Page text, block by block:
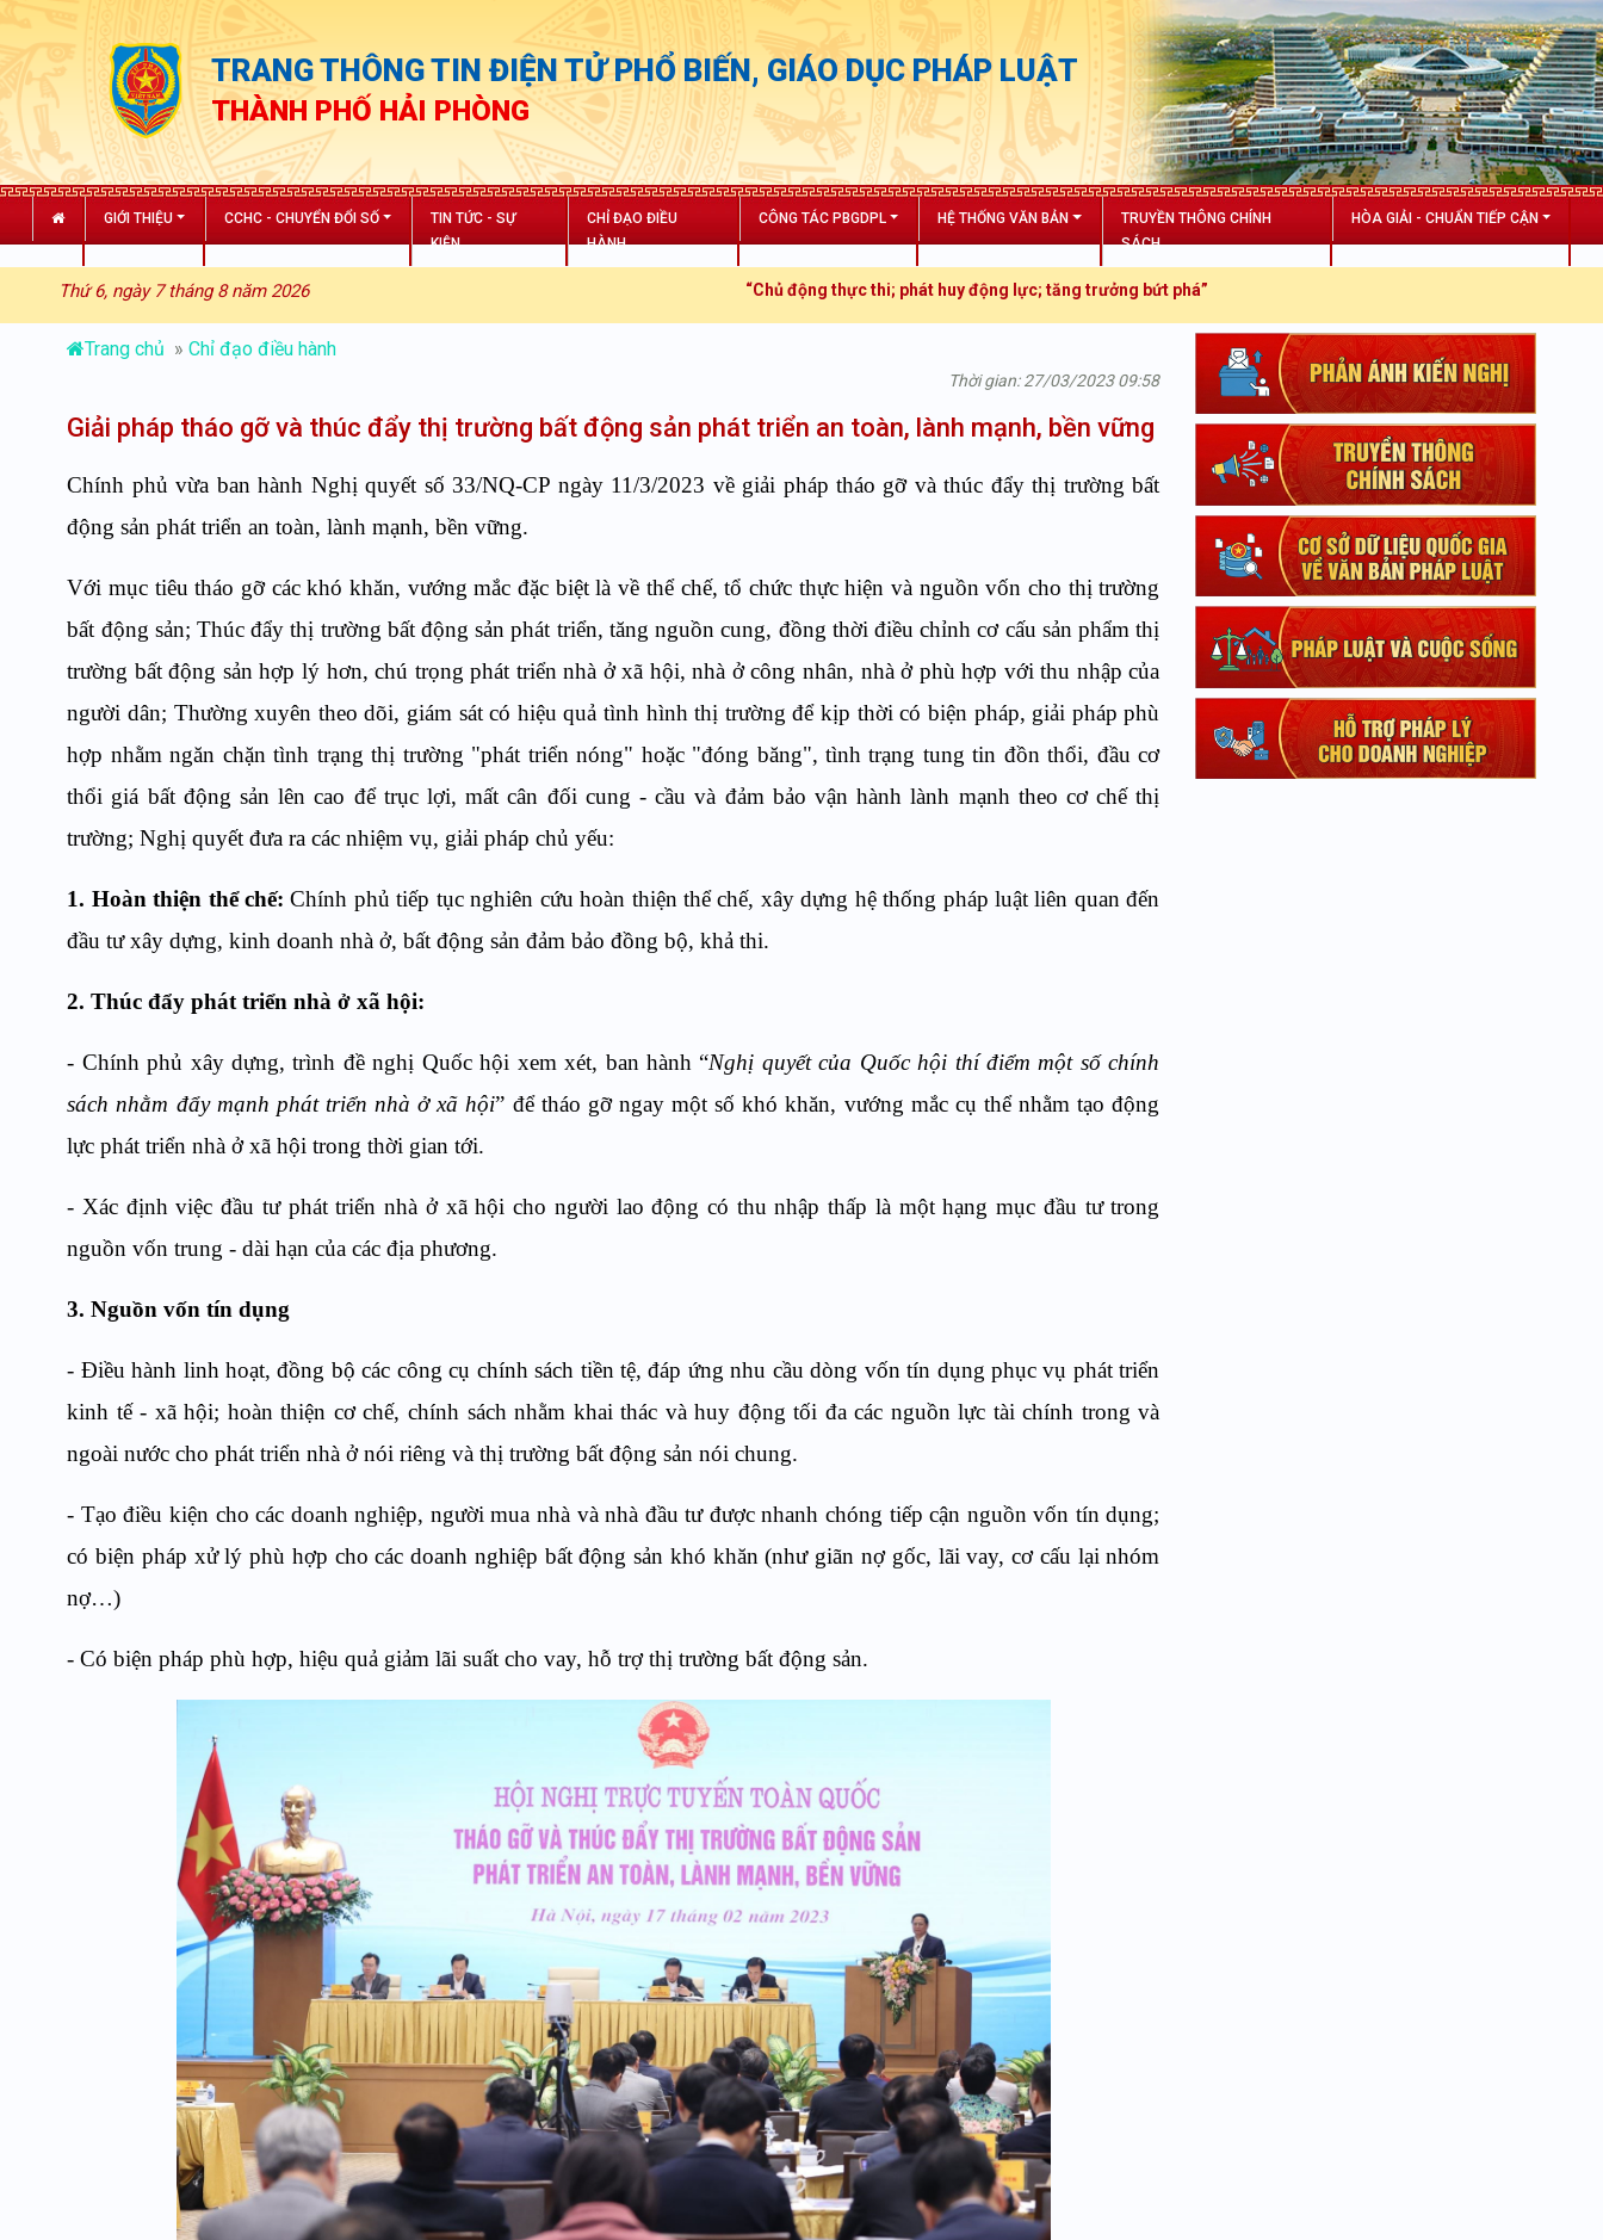
TRANG THÔNG TIN ĐIỆN TỬ PHỔ BIẾN, GIÁO DỤC PHÁP LUẬT
THÀNH PHỐ HẢI PHÒNG
GIỚI THIỆU CCHC - CHUYỂN ĐỔI SỐ
TIN TỨC - SỰ
KIỆN
CHỈ ĐẠO ĐIỀU
HÀNH
CÔNG TÁC PBGDPL HỆ THỐNG VĂN BẢN
TRUYỀN THÔNG CHÍNH
SÁCH
HÒA GIẢI - CHUẨN TIẾP CẬN
Thứ 6, ngày 7 tháng 8 năm 2026 “Chủ động thực thi; phát huy động lực; tăng trưởng bứt phá”
Trang chủ »Chỉ đạo điều hành
Thời gian: 27/03/2023 09:58
Giải pháp tháo gỡ và thúc đẩy thị trường bất động sản phát triển an toàn, lành mạnh, bền vững
Chính phủ vừa ban hành Nghị quyết số 33/NQ-CP ngày 11/3/2023 về giải pháp tháo gỡ và thúc đẩy thị trường bất
động sản phát triển an toàn, lành mạnh, bền vững.
Với mục tiêu tháo gỡ các khó khăn, vướng mắc đặc biệt là về thể chế, tổ chức thực hiện và nguồn vốn cho thị trường
bất động sản; Thúc đẩy thị trường bất động sản phát triển, tăng nguồn cung, đồng thời điều chỉnh cơ cấu sản phẩm thị
trường bất động sản hợp lý hơn, chú trọng phát triển nhà ở xã hội, nhà ở công nhân, nhà ở phù hợp với thu nhập của
người dân; Thường xuyên theo dõi, giám sát có hiệu quả tình hình thị trường để kịp thời có biện pháp, giải pháp phù
hợp nhằm ngăn chặn tình trạng thị trường "phát triển nóng" hoặc "đóng băng", tình trạng tung tin đồn thổi, đầu cơ
thổi giá bất động sản lên cao để trục lợi, mất cân đối cung - cầu và đảm bảo vận hành lành mạnh theo cơ chế thị
trường; Nghị quyết đưa ra các nhiệm vụ, giải pháp chủ yếu:
1. Hoàn thiện thể chế:Chính phủ tiếp tục nghiên cứu hoàn thiện thể chế, xây dựng hệ thống pháp luật liên quan đến
đầu tư xây dựng, kinh doanh nhà ở, bất động sản đảm bảo đồng bộ, khả thi.
2. Thúc đẩy phát triển nhà ở xã hội:
- Chính phủ xây dựng, trình đề nghị Quốc hội xem xét, ban hành “Nghị quyết của Quốc hội thí điểm một số chính
sách nhằm đẩy mạnh phát triển nhà ở xã hội” để tháo gỡ ngay một số khó khăn, vướng mắc cụ thể nhằm tạo động
lực phát triển nhà ở xã hội trong thời gian tới.
- Xác định việc đầu tư phát triển nhà ở xã hội cho người lao động có thu nhập thấp là một hạng mục đầu tư trong
nguồn vốn trung - dài hạn của các địa phương.
3. Nguồn vốn tín dụng
- Điều hành linh hoạt, đồng bộ các công cụ chính sách tiền tệ, đáp ứng nhu cầu dòng vốn tín dụng phục vụ phát triển
kinh tế - xã hội; hoàn thiện cơ chế, chính sách nhằm khai thác và huy động tối đa các nguồn lực tài chính trong và
ngoài nước cho phát triển nhà ở nói riêng và thị trường bất động sản nói chung.
- Tạo điều kiện cho các doanh nghiệp, người mua nhà và nhà đầu tư được nhanh chóng tiếp cận nguồn vốn tín dụng;
có biện pháp xử lý phù hợp cho các doanh nghiệp bất động sản khó khăn (như giãn nợ gốc, lãi vay, cơ cấu lại nhóm
nợ…)
- Có biện pháp phù hợp, hiệu quả giảm lãi suất cho vay, hỗ trợ thị trường bất động sản.